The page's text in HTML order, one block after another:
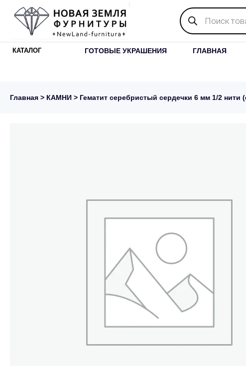
Поиск
товаров
КАТАЛОГ ГОТОВЫЕ УКРАШЕНИЯ ГЛАВНАЯ
Главная > КАМНИ > Гематит серебристый сердечки 6 мм 1/2 нити